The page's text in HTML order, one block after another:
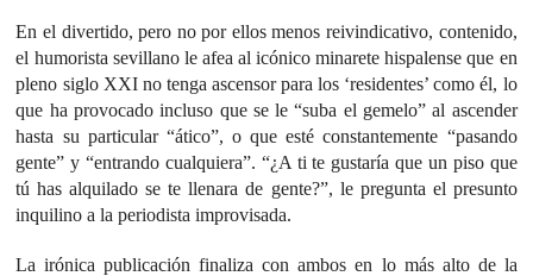
En el divertido, pero no por ellos menos reivindicativo, contenido,
el humorista sevillano le afea al icónico minarete hispalense que en
pleno siglo XXI no tenga ascensor para los ‘residentes’ como él, lo
que ha provocado incluso que se le “suba el gemelo” al ascender
hasta su particular “ático”, o que esté constantemente “pasando
gente” y “entrando cualquiera”. “¿A ti te gustaría que un piso que
tú has alquilado se te llenara de gente?”, le pregunta el presunto
inquilino a la periodista improvisada.
La irónica publicación finaliza con ambos en lo más alto de la